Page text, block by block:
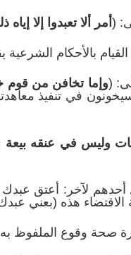
(أمر ألا تعبدوا إلا
بالأحكام الشرعية
(وإما تخافن من قوم
سيخونون في تنفيذ
وليس في عنقه بيعة
لآخر: أعتق عبدك
الاقتضاء هذه (بعني
صحة وقوع الملفوظ به